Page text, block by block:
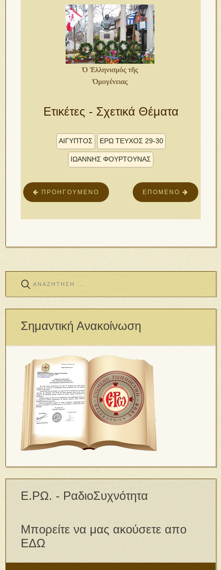
Ὁ Ἑλληνισμός τῆς
Ὁμογένειας
Ετικέτες - Σχετικά Θέματα
ΑΙΓΥΠΤΟΣ ΕΡΩ ΤΕΥΧΟΣ 29-30
ΙΩΑΝΝΗΣ ΦΟΥΡΤΟΥΝΑΣ
ΕΠΌΜΕΝΟ
ΠΡΟΗΓΟΎΜΕΝΟ
Σημαντική Ανακοίνωση
Ε.ΡΩ. - ΡαδιοΣυχνότητα
Μπορείτε να μας ακούσετε απο
ΕΔΩ